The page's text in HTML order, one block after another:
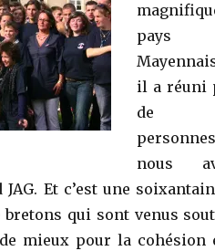
pays
il a réuni
de
nous
Et c’est une
qui sont venus
mieux pour la cohésion